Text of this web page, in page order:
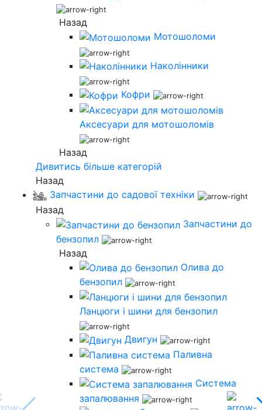
Назад
Мотошоломи
Наколінники
Кофри
Аксесуари для мотошоломів
Назад
Дивитись більше категорій
Назад
Запчастини до садової техніки
Назад
Запчастини до
бензопил
Назад
Олива до
бензопил
Ланцюги і шини для бензопил
Двигун
Паливна
система
Система
запалювання